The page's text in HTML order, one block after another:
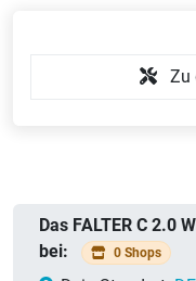
Zu
Das FALTER C 2.0
bei:
0 Shops